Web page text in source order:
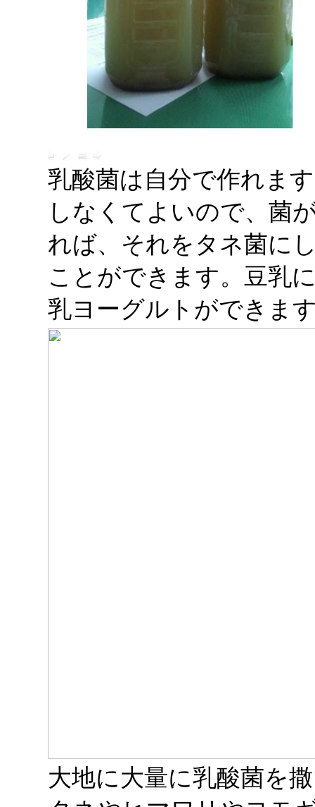
乳酸菌は自分で作れま
しなくてよいので、菌
れば、それをタネ菌に
ことができます。豆乳
乳ヨーグルトができま
大地に大量に乳酸菌を